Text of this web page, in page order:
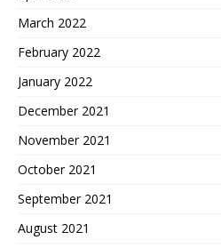
March 2022
February 2022
January 2022
December 2021
November 2021
October 2021
September 2021
August 2021